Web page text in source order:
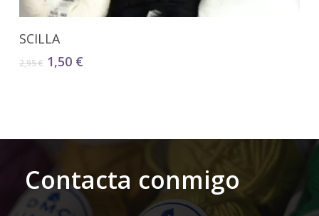
SCILLA
2,95€ El
1,50 €El
Contacta conmigo